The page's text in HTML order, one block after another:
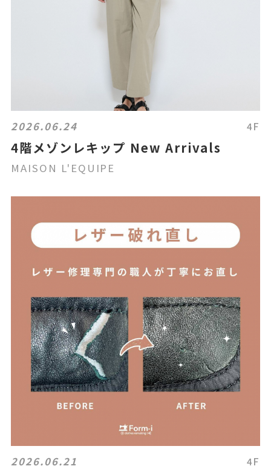
2026.06.24 4F
4階メゾンレキップ New Arrivals
MAISON L'EQUIPE
2026.06.21 4F